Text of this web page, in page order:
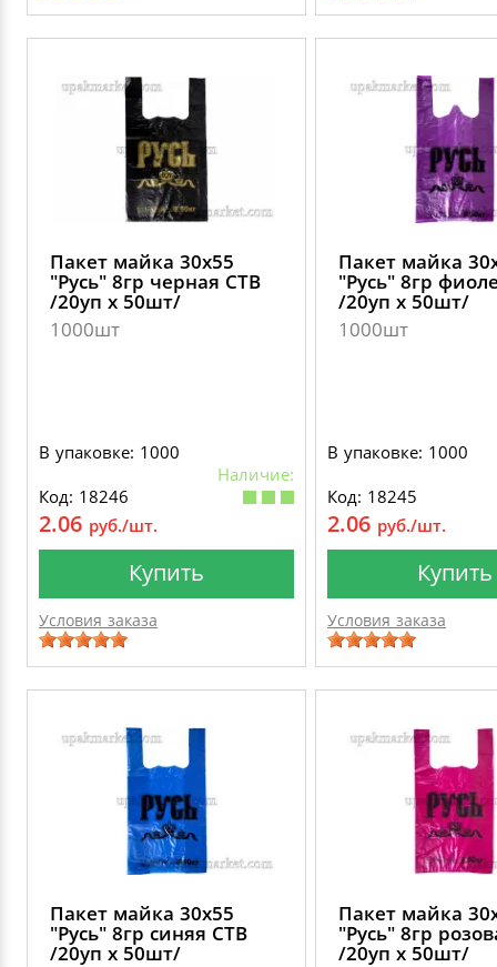
Пакет майка 30х55
"Русь" 8гр черная СТВ
/20уп х 50шт/
1000шт
В упаковке: 1000
Наличие:
Код: 18246
2.06 руб./шт.
Купить
Условия заказа
Пакет майка
"Русь" 8гр
/20уп х 50шт/
1000шт
В упаковке: 1000
Код: 18245
2.06 руб./шт.
Купить
Условия заказа
Пакет майка 30х55
"Русь" 8гр синяя СТВ
/20уп х 50шт/
Пакет майка
"Русь" 8гр
/20уп х 50шт/